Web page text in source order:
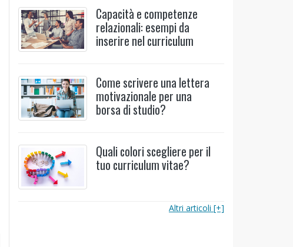
Capacità e competenze
relazionali: esempi da
inserire nel curriculum
Come scrivere una lettera
motivazionale per una
borsa di studio?
Quali colori scegliere per il
tuo curriculum vitae?
Altri articoli [+]